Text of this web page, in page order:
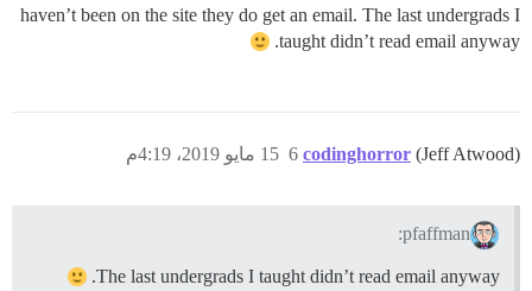
haven’t been on the site they do get an email. The last undergrads I
taught didn’t read email anyway.
codinghorror (Jeff Atwood) 15 مايو 2019، 4:19م 6
pfaffman:
The last undergrads I taught didn’t read email anyway.